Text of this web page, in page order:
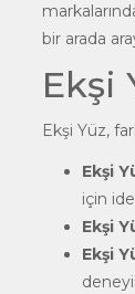
bir arada
Ekşi
Ekşi Yüz,
Ekşi
için
Ekşi
Ekşi